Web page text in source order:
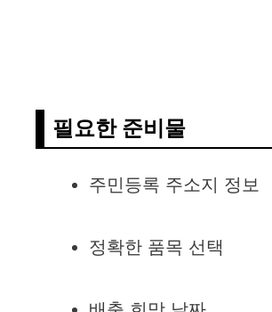
필요한 준비물
주민등록 주소지 정보
정확한 품목 선택